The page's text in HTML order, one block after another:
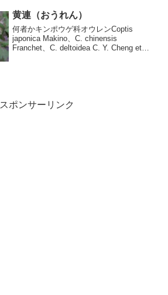
ています。荊芥連翹湯とのちがいは清上
防風湯が主に上半身を目標...
黄連（おうれん）
何者かキンポウゲ科オウレンCoptis
japonica Makino、C. chinensis
Franchet、C. deltoidea C. Y. Cheng et
スポンサーリンク